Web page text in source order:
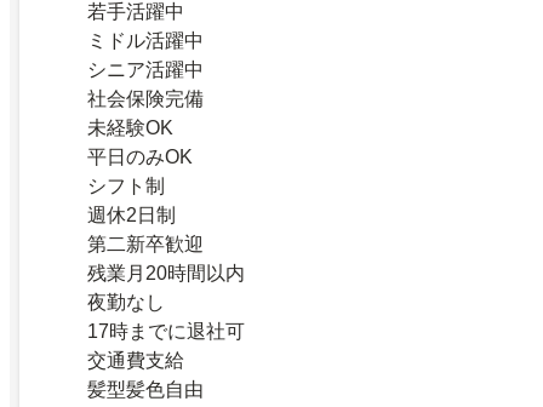
若手活躍中
ミドル活躍中
シニア活躍中
社会保険完備
未経験OK
平日のみOK
シフト制
週休2日制
第二新卒歓迎
残業月20時間以内
夜勤なし
17時までに退社可
交通費支給
髪型髪色自由